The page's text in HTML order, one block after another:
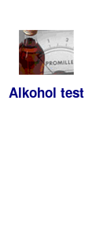
Alkohol test